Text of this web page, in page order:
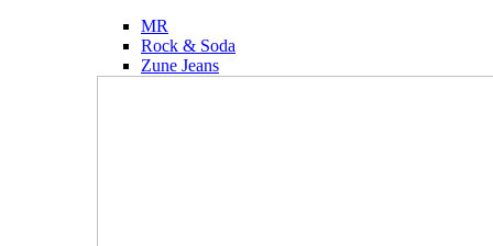
MR
Rock & Soda
Zune Jeans